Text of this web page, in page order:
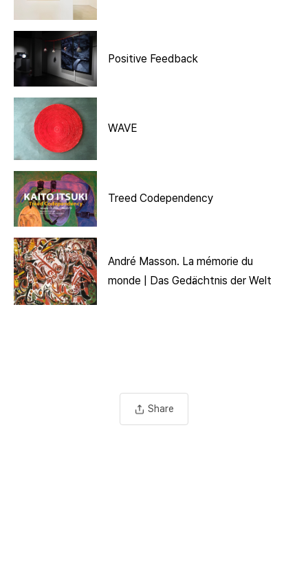
Positive Feedback
WAVE
Treed Codependency
André Masson. La mémorie du
monde | Das Gedächtnis der Welt
Share